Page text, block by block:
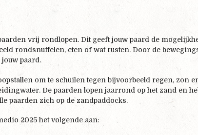
vrij rondlopen. Dit geeft jouw paard de
rondsnuffelen, eten of wat rusten. Door de
paard.
om te schuilen tegen bijvoorbeeld regen, zon
De paarden lopen jaarrond op het zand en
paarden zich op de zandpaddocks.
2025 het volgende aan: